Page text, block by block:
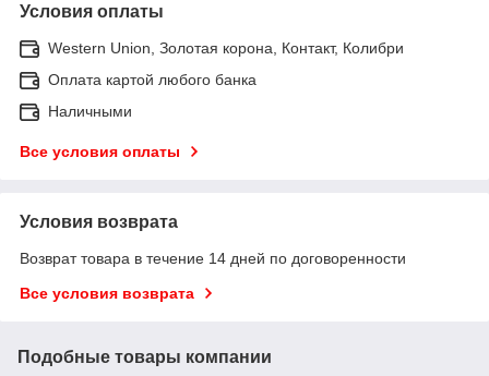
Условия оплаты
Western Union, Золотая корона, Контакт, Колибри
Оплата картой любого банка
Наличными
Все условия оплаты
Условия возврата
Возврат товара в течение 14 дней по договоренности
Все условия возврата
Подобные товары компании